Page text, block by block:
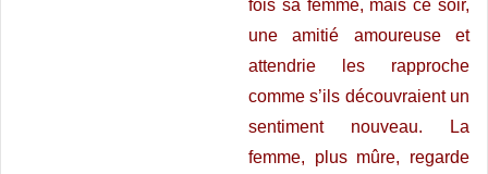
fois sa femme, mais ce soir,
une amitié amoureuse et
attendrie les rapproche
comme s’ils découvraient un
sentiment nouveau. La
femme, plus mûre, regarde